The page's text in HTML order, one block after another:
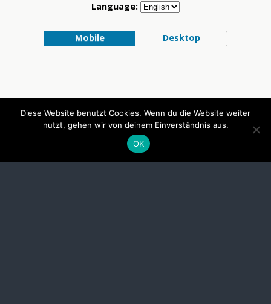
Language:
Mobile Desktop
Diese Website benutzt Cookies. Wenn du die Website weiter
nutzt, gehen wir von deinem Einverständnis aus.
OK